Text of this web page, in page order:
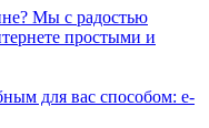
Мы с радостью
простыми и
для вас способом: e-